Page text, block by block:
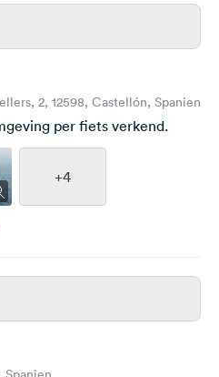
2, 12598, Castellón, Spanien
per fiets verkend.
+4